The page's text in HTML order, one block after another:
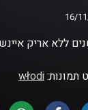
16/
תמונות:włodi